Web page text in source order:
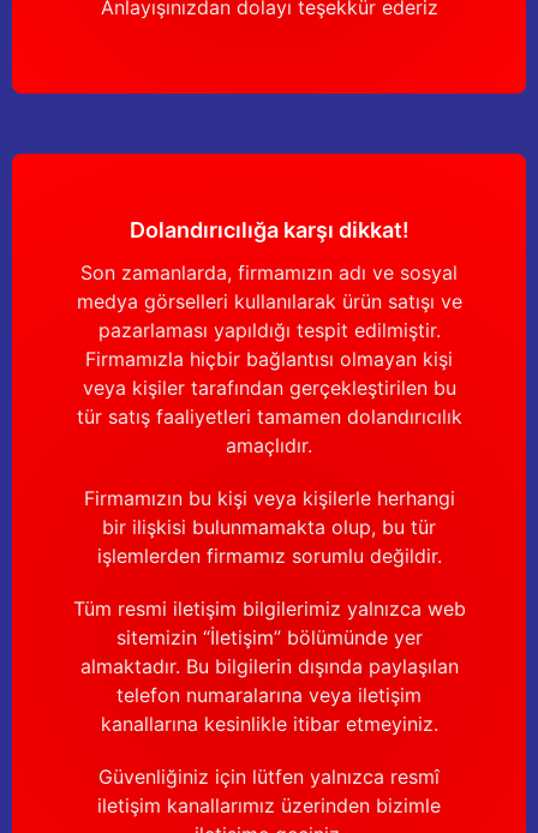
Anlayışınızdan dolayı teşekkür ederiz
Dolandırıcılığa karşı dikkat!
Son zamanlarda, firmamızın adı ve sosyal
medya görselleri kullanılarak ürün satışı ve
pazarlaması yapıldığı tespit edilmiştir.
Firmamızla hiçbir bağlantısı olmayan kişi
veya kişiler tarafından gerçekleştirilen bu
tür satış faaliyetleri tamamen dolandırıcılık
amaçlıdır.
Firmamızın bu kişi veya kişilerle herhangi
bir ilişkisi bulunmamakta olup, bu tür
işlemlerden firmamız sorumlu değildir.
Tüm resmi iletişim bilgilerimiz yalnızca web
sitemizin “İletişim” bölümünde yer
almaktadır. Bu bilgilerin dışında paylaşılan
telefon numaralarına veya iletişim
kanallarına kesinlikle itibar etmeyiniz.
Güvenliğiniz için lütfen yalnızca resmî
iletişim kanallarımız üzerinden bizimle